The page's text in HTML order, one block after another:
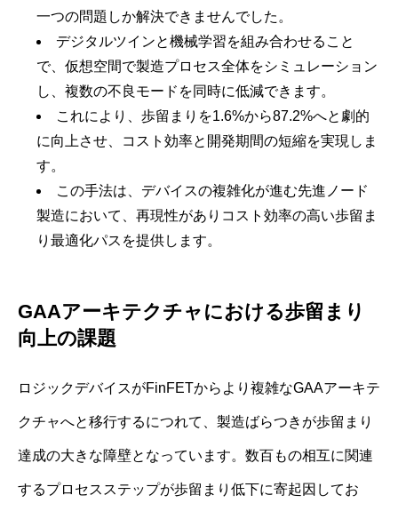
一つの問題しか解決できませんでした。
デジタルツインと機械学習を組み合わせること
で、仮想空間で製造プロセス全体をシミュレーション
し、複数の不良モードを同時に低減できます。
これにより、歩留まりを1.6%から87.2%へと劇的
に向上させ、コスト効率と開発期間の短縮を実現しま
す。
この手法は、デバイスの複雑化が進む先進ノード
製造において、再現性がありコスト効率の高い歩留ま
り最適化パスを提供します。
GAAアーキテクチャにおける歩留まり
向上の課題
ロジックデバイスがFinFETからより複雑なGAAアーキテ
クチャへと移行するにつれて、製造ばらつきが歩留まり
達成の大きな障壁となっています。数百もの相互に関連
するプロセスステップが歩留まり低下に寄起因してお